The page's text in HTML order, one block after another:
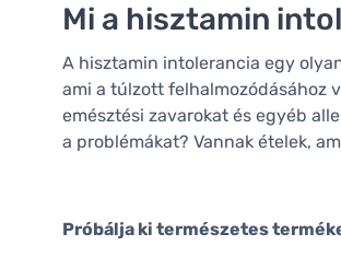
Mi a hisztamin
A hisztamin intolerancia egy
ami a túlzott felhalmozódásához
emésztési zavarokat és egyéb
a problémákat? Vannak ételek,
Próbálja ki természetes